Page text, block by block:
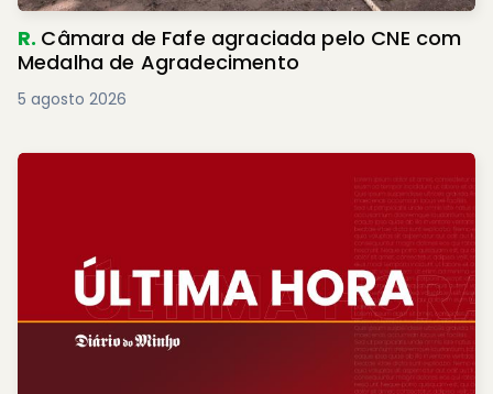
R. Câmara de Fafe agraciada pelo CNE com
Medalha de Agradecimento
5 agosto 2026